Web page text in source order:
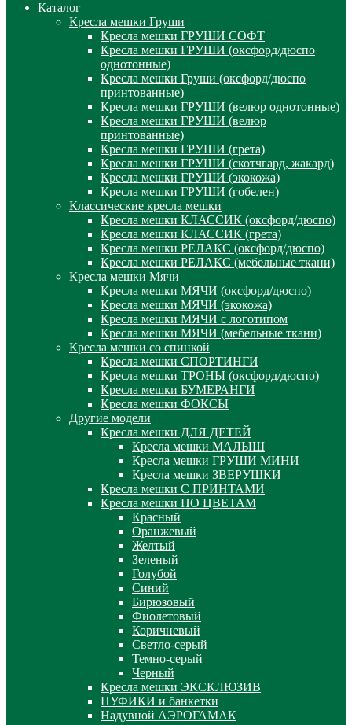
Каталог
Кресла мешки Груши
Кресла мешки ГРУШИ СОФТ
Кресла мешки ГРУШИ (оксфорд/дюспо
однотонные)
Кресла мешки Груши (оксфорд/дюспо
принтованные)
Кресла мешки ГРУШИ (велюр однотонные)
Кресла мешки ГРУШИ (велюр
принтованные)
Кресла мешки ГРУШИ (грета)
Кресла мешки ГРУШИ (скотчгард, жакард)
Кресла мешки ГРУШИ (экокожа)
Кресла мешки ГРУШИ (гобелен)
Классические кресла мешки
Кресла мешки КЛАССИК (оксфорд/дюспо)
Кресла мешки КЛАССИК (грета)
Креслa мешки РЕЛАКС (оксфорд/дюспо)
Креслa мешки РЕЛАКС (мебельные ткани)
Кресла мешки Мячи
Кресла мешки МЯЧИ (оксфорд/дюспо)
Кресла мешки МЯЧИ (экокожа)
Кресла мешки МЯЧИ с логотипом
Кресла мешки МЯЧИ (мебельные ткани)
Кресла мешки со спинкой
Кресла мешки СПОРТИНГИ
Кресла мешки ТРОНЫ (оксфорд/дюспо)
Кресла мешки БУМЕРАНГИ
Кресла мешки ФОКСЫ
Другие модели
Кресла мешки ДЛЯ ДЕТЕЙ
Кресла мешки МАЛЫШ
Кресла мешки ГРУШИ МИНИ
Кресла мешки ЗВЕРУШКИ
Кресла мешки С ПРИНТАМИ
Кресла мешки ПО ЦВЕТАМ
Красный
Оранжевый
Желтый
Зеленый
Голубой
Синий
Бирюзовый
Фиолетовый
Коричневый
Светло-серый
Темно-серый
Черный
Кресла мешки ЭКСКЛЮЗИВ
ПУФИКИ и банкетки
Надувной АЭРОГАМАК